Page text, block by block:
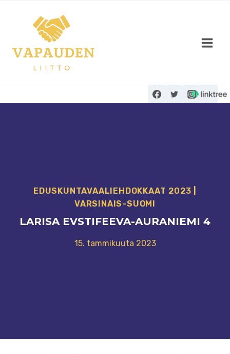
sisältöön
EDUSKUNTAVAALI­EHDOKKAAT 2023
VARSINAIS-SUOMI
LARISA EVSTIFEEVA-AURANIEMI 4
15. tammikuuta 2023